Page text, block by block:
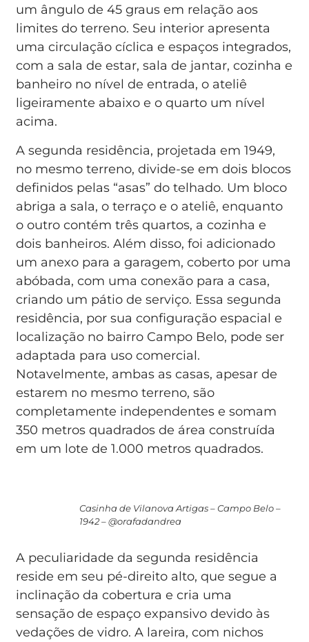
um ângulo de 45 graus em relação aos
limites do terreno. Seu interior apresenta
uma circulação cíclica e espaços integrados,
com a sala de estar, sala de jantar, cozinha e
banheiro no nível de entrada, o ateliê
ligeiramente abaixo e o quarto um nível
acima.
A segunda residência, projetada em 1949,
no mesmo terreno, divide-se em dois blocos
definidos pelas “asas” do telhado. Um bloco
abriga a sala, o terraço e o ateliê, enquanto
o outro contém três quartos, a cozinha e
dois banheiros. Além disso, foi adicionado
um anexo para a garagem, coberto por uma
abóbada, com uma conexão para a casa,
criando um pátio de serviço. Essa segunda
residência, por sua configuração espacial e
localização no bairro Campo Belo, pode ser
adaptada para uso comercial.
Notavelmente, ambas as casas, apesar de
estarem no mesmo terreno, são
completamente independentes e somam
350 metros quadrados de área construída
em um lote de 1.000 metros quadrados.
Casinha de Vilanova Artigas – Campo Belo –
1942 – @orafadandrea
A peculiaridade da segunda residência
reside em seu pé-direito alto, que segue a
inclinação da cobertura e cria uma
sensação de espaço expansivo devido às
vedações de vidro. A lareira, com nichos